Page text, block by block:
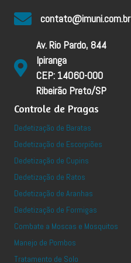
contato@imuni.com.br
Av. Rio Pardo, 844
Ipiranga
CEP: 14060-000
Ribeirão Preto/SP
Controle de Pragas
Dedetização de Baratas
Dedetização de Escorpiões
Dedetização de Cupins
Dedetização de Ratos
Dedetização de Aranhas
Dedetização de Formigas
Combate a Moscas e Mosquitos
Manejo de Pombos
Tratamento de Solo